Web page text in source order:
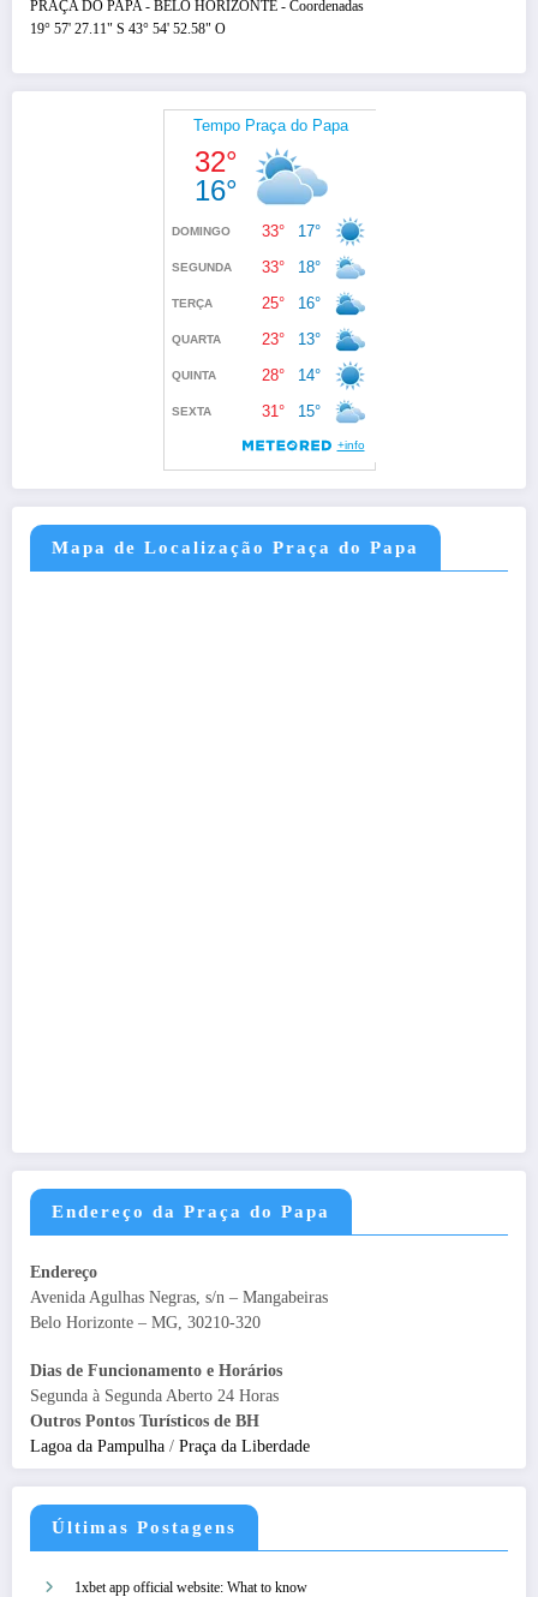
PRAÇA DO PAPA - BELO HORIZONTE - Coordenadas
19° 57' 27.11" S 43° 54' 52.58" O
Mapa de Localização Praça do Papa
Endereço da Praça do Papa
Endereço
Avenida Agulhas Negras, s/n – Mangabeiras
Belo Horizonte – MG, 30210-320
Dias de Funcionamento e Horários
Segunda à Segunda Aberto 24 Horas
Outros Pontos Turísticos de BH
Lagoa da Pampulha / Praça da Liberdade
Últimas Postagens
1xbet app official website: What to know